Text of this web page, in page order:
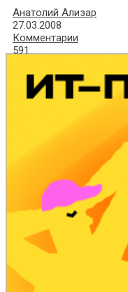
Анатолий Ализар
27.03.2008
Комментарии
591